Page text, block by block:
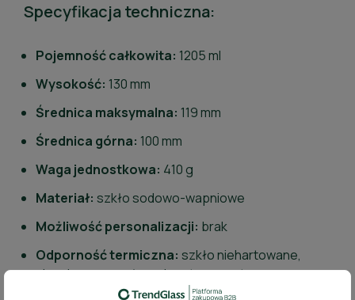
Specyfikacja techniczna:
Pojemność całkowita: 1205 ml
Wysokość: 130 mm
Średnica maksymalna: 119 mm
Średnica górna: 100 mm
Waga jednostkowa: 410 g
Materiał: szkło sodowo-wapniowe
Możliwość personalizacji: brak
Odporność termiczna: szkło niehartowane,
niezalecane nagłe zmiany temperatury